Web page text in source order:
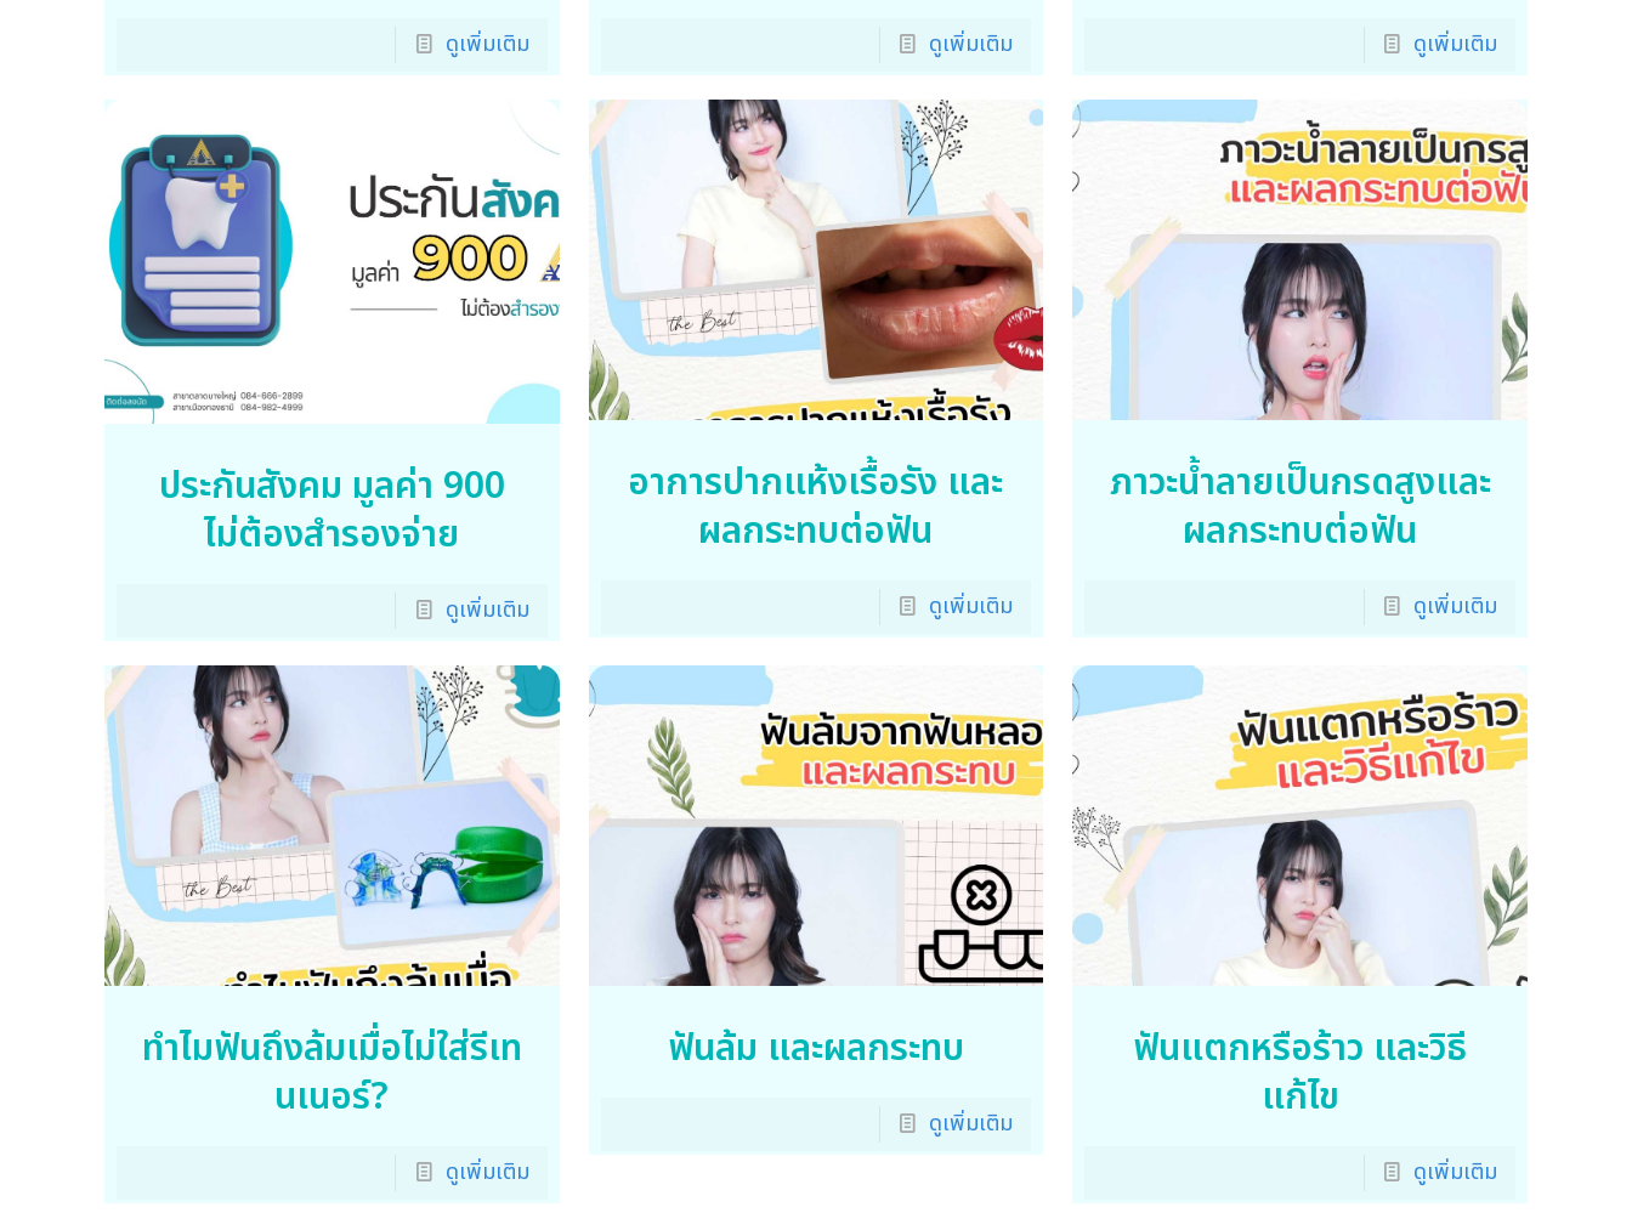
ดูเพิ่มเติม ดูเพิ่มเติม ดูเพิ่มเติม
ประกันสังคม มูลค่า 900
ไม่ต้องสำรองจ่าย
ดูเพิ่มเติม
อาการปากแห้งเรื้อรัง และ
ผลกระทบต่อฟัน
ดูเพิ่มเติม
ภาวะน้ำลายเป็นกรดสูงและ
ผลกระทบต่อฟัน
ดูเพิ่มเติม
ทำไมฟันถึงล้มเมื่อไม่ใส่รีเท
นเนอร์?
ดูเพิ่มเติม
ฟันล้ม และผลกระทบ
ดูเพิ่มเติม
ฟันแตกหรือร้าว และวิธี
แก้ไข
ดูเพิ่มเติม